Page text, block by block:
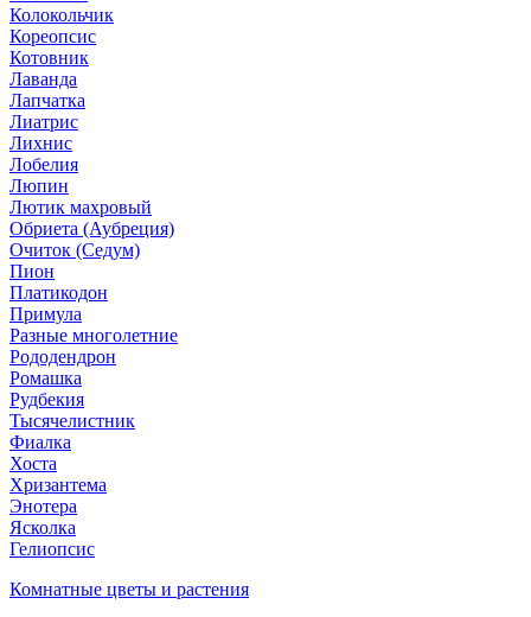
Колокольчик
Кореопсис
Котовник
Лаванда
Лапчатка
Лиатрис
Лихнис
Лобелия
Люпин
Лютик махровый
Обриета (Аубреция)
Очиток (Седум)
Пион
Платикодон
Примула
Разные многолетние
Рододендрон
Ромашка
Рудбекия
Тысячелистник
Фиалка
Хоста
Хризантема
Энотера
Ясколка
Гелиопсис
Комнатные цветы и растения